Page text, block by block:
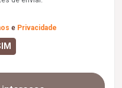
e Privacidade